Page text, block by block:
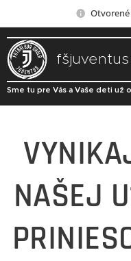
Otvorené
fšjuventus
Sme tu pre Vás a Vaše deti už
NAŠEJ